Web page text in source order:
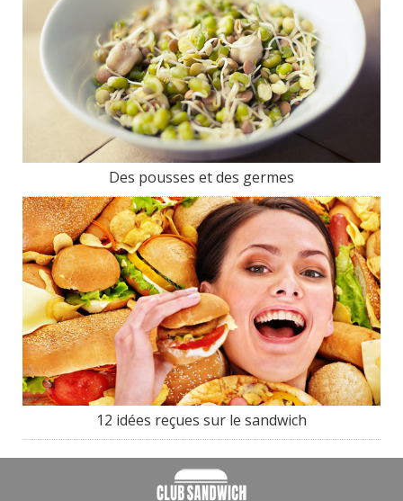
Des pousses et des germes
12 idées reçues sur le sandwich